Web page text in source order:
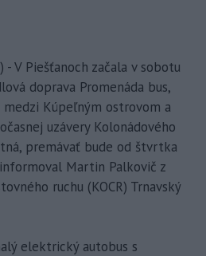
- V Piešťanoch začala v sobotu
doprava Promenáda bus,
Kúpeľným ostrovom a
uzávery Kolonádového
premávať bude od štvrtka
Martin Palkovič z
ruchu (KOCR) Trnavský
elektrický autobus s